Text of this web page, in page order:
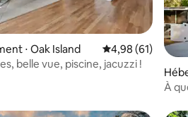
sur la base de 6 commentaires : 5
⋅ Oak Island Évaluation
4,98 (61)
belle vue, piscine, jacuzzi !
À